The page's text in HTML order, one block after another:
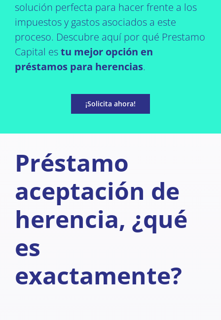
solución perfecta para hacer frente a los
impuestos y gastos asociados a este
proceso. Descubre aquí por qué Prestamo
Capital estu mejor opción en
préstamos para herencias.
¡Solicita ahora!
Préstamo
aceptación de
herencia, ¿qué
es
exactamente?